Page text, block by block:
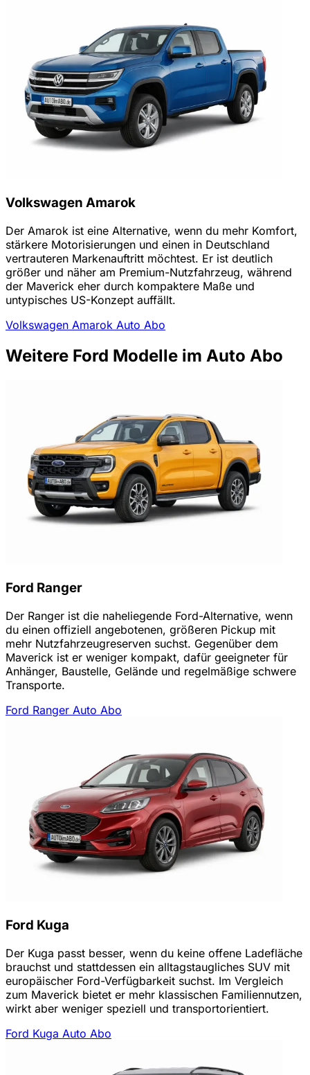
Volkswagen Amarok
Der Amarok ist eine Alternative, wenn du mehr Komfort,
stärkere Motorisierungen und einen in Deutschland
vertrauteren Markenauftritt möchtest. Er ist deutlich
größer und näher am Premium-Nutzfahrzeug, während
der Maverick eher durch kompaktere Maße und
untypisches US-Konzept auffällt.
Volkswagen Amarok Auto Abo
Weitere Ford Modelle im Auto Abo
Ford Ranger
Der Ranger ist die naheliegende Ford-Alternative, wenn
du einen offiziell angebotenen, größeren Pickup mit
mehr Nutzfahrzeugreserven suchst. Gegenüber dem
Maverick ist er weniger kompakt, dafür geeigneter für
Anhänger, Baustelle, Gelände und regelmäßige schwere
Transporte.
Ford Ranger Auto Abo
Ford Kuga
Der Kuga passt besser, wenn du keine offene Ladefläche
brauchst und stattdessen ein alltagstaugliches SUV mit
europäischer Ford-Verfügbarkeit suchst. Im Vergleich
zum Maverick bietet er mehr klassischen Familiennutzen,
wirkt aber weniger speziell und transportorientiert.
Ford Kuga Auto Abo